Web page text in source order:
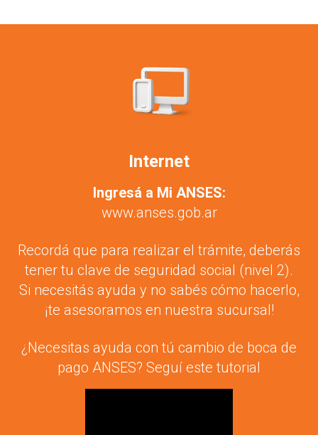
Internet
Ingresá a Mi ANSES:
www.anses.gob.ar
Recordá que para realizar el trámite, deberás
tener tu clave de seguridad social (nivel 2).
Si necesitás ayuda y no sabés cómo hacerlo,
¡te asesoramos en nuestra sucursal!
¿Necesitas ayuda con tú cambio de boca de
pago ANSES? Seguí este tutorial